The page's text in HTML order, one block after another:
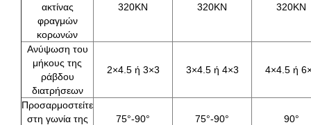
ακτίνας
φραγμών
κορωνών
320KN 320KN 320KN
Ανύψωση του
μήκους της
ράβδου
διατρήσεων
2×4.5 ή 3×3 3×4.5 ή 4×3 4×4.5 ή
Προσαρμοστείτε
στη γωνία της
75°-90° 75°-90° 90°